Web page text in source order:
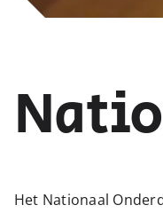
Het Nationaal